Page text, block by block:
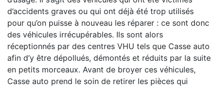
d’accidents graves ou qui ont déjà été trop utilisés
pour qu’on puisse à nouveau les réparer : ce sont donc
des véhicules irrécupérables. Ils sont alors
réceptionnés par des centres VHU tels que Casse auto
afin d’y être dépollués, démontés et réduits par la suite
en petits morceaux. Avant de broyer ces véhicules,
Casse auto prend le soin de retirer les pièces qui